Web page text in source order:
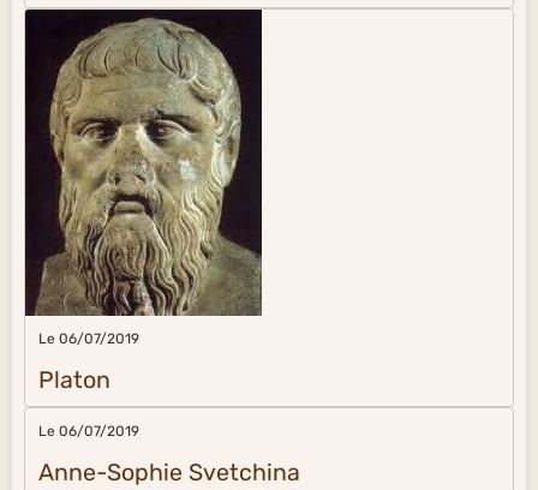
Le 06/07/2019
Platon
Le 06/07/2019
Anne-Sophie Svetchina